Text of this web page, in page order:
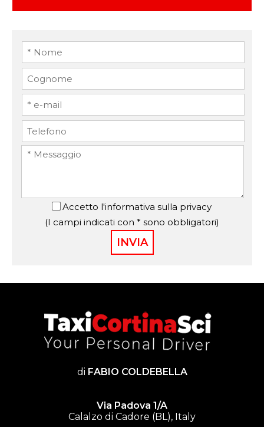
Accetto l'informativa sulla privacy
(I campi indicati con * sono obbligatori)
di FABIO COLDEBELLA
Via Padova 1/A
Calalzo di Cadore (BL), Italy